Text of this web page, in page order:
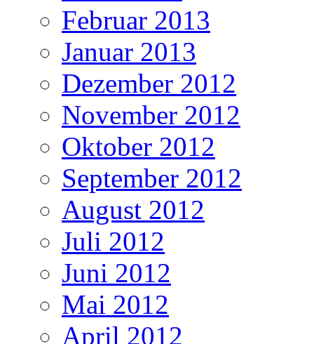
Februar 2013
Januar 2013
Dezember 2012
November 2012
Oktober 2012
September 2012
August 2012
Juli 2012
Juni 2012
Mai 2012
April 2012